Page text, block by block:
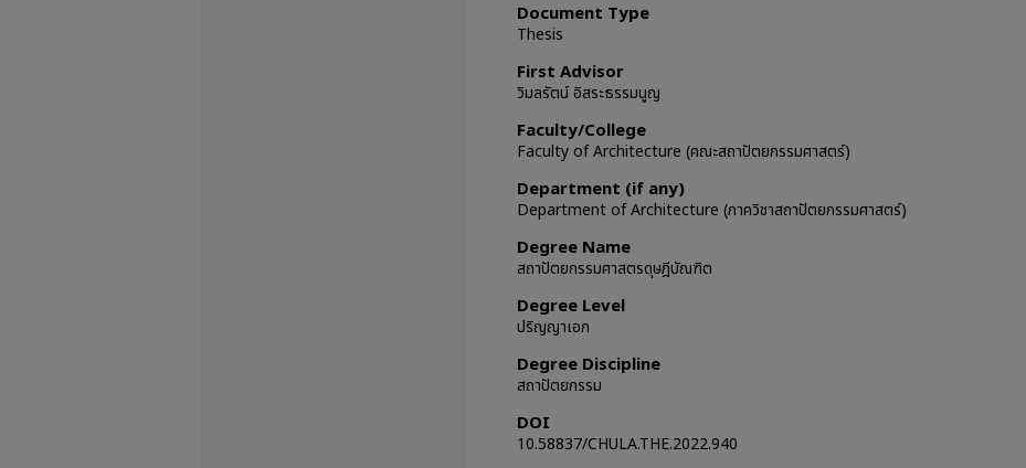
Document Type
Thesis
First Advisor
วิมลรัตน์ อิสระธรรมนูญ
Faculty/College
Faculty of Architecture (คณะสถาปัตยกรรมศาสตร์)
Department (if any)
Department of Architecture (ภาควิชาสถาปัตยกรรมศาสตร์)
Degree Name
สถาปัตยกรรมศาสตรดุษฎีบัณฑิต
Degree Level
ปริญญาเอก
Degree Discipline
สถาปัตยกรรม
DOI
10.58837/CHULA.THE.2022.940